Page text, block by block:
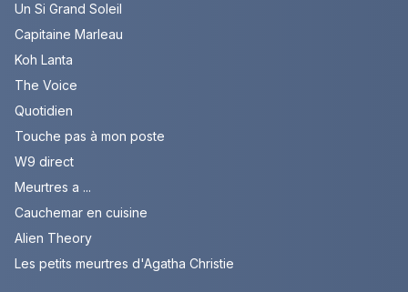
Un Si Grand Soleil
Capitaine Marleau
Koh Lanta
The Voice
Quotidien
Touche pas à mon poste
W9 direct
Meurtres a ...
Cauchemar en cuisine
Alien Theory
Les petits meurtres d'Agatha Christie